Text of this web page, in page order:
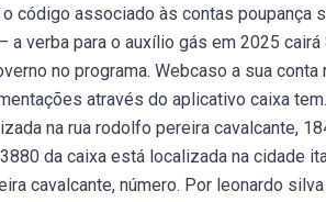
código associado às contas poupança
verba para o auxílio gás em 2025 cairá
no programa. Webcaso a sua conta
através do aplicativo caixa
na rua rodolfo pereira cavalcante,
da caixa está localizada na cidade
cavalcante, número. Por leonardo